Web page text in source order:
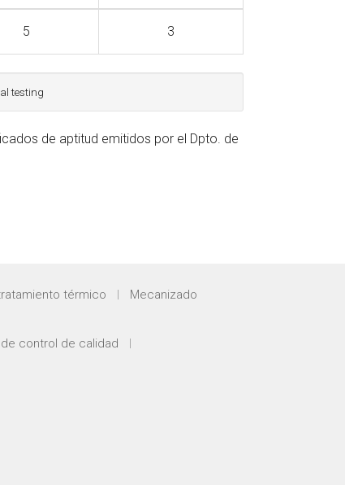
5 3
testing
de aptitud emitidos por el Dpto. de
térmico
Mecanizado
control de calidad